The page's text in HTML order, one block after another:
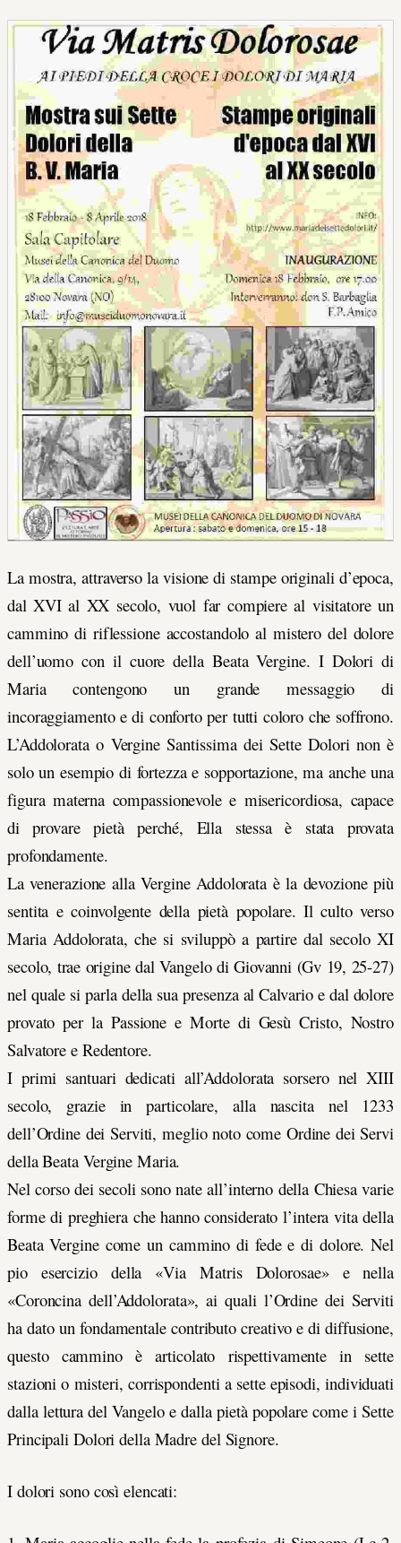
La mostra, attraverso la visione di stampe originali d’epoca,
dal XVI al XX secolo, vuol far compiere al visitatore un
cammino di riflessione accostandolo al mistero del dolore
dell’uomo con il cuore della Beata Vergine. I Dolori di
Maria contengono un grande messaggio di
incoraggiamento e di conforto per tutti coloro che soffrono.
L’Addolorata o Vergine Santissima dei Sette Dolori non è
solo un esempio di fortezza e sopportazione, ma anche una
figura materna compassionevole e misericordiosa, capace
di provare pietà perché, Ella stessa è stata provata
profondamente.
La venerazione alla Vergine Addolorata è la devozione più
sentita e coinvolgente della pietà popolare. Il culto verso
Maria Addolorata, che si sviluppò a partire dal secolo XI
secolo, trae origine dal Vangelo di Giovanni (Gv 19, 25-27)
nel quale si parla della sua presenza al Calvario e dal dolore
provato per la Passione e Morte di Gesù Cristo, Nostro
Salvatore e Redentore.
I primi santuari dedicati all’Addolorata sorsero nel XIII
secolo, grazie in particolare, alla nascita nel 1233
dell’Ordine dei Serviti, meglio noto come Ordine dei Servi
della Beata Vergine Maria.
Nel corso dei secoli sono nate all’interno della Chiesa varie
forme di preghiera che hanno considerato l’intera vita della
Beata Vergine come un cammino di fede e di dolore. Nel
pio esercizio della «Via Matris Dolorosae» e nella
«Coroncina dell’Addolorata», ai quali l’Ordine dei Serviti
ha dato un fondamentale contributo creativo e di diffusione,
questo cammino è articolato rispettivamente in sette
stazioni o misteri, corrispondenti a sette episodi, individuati
dalla lettura del Vangelo e dalla pietà popolare come i Sette
Principali Dolori della Madre del Signore.
I dolori sono così elencati: